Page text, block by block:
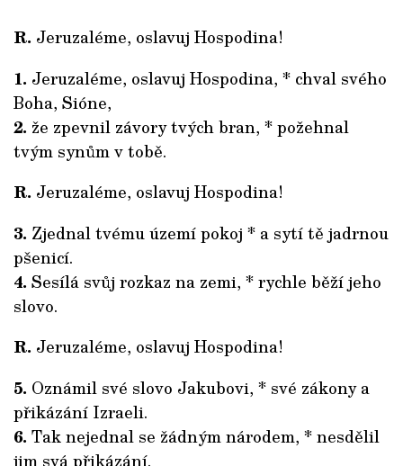
R. Jeruzaléme, oslavuj Hospodina!
1. Jeruzaléme, oslavuj Hospodina, * chval svého
Boha, Sióne,
2. že zpevnil závory tvých bran, * požehnal
tvým synům v tobě.
R. Jeruzaléme, oslavuj Hospodina!
3. Zjednal tvému území pokoj * a sytí tě jadrnou
pšenicí.
4. Sesílá svůj rozkaz na zemi, * rychle běží jeho
slovo.
R. Jeruzaléme, oslavuj Hospodina!
5. Oznámil své slovo Jakubovi, * své zákony a
přikázání Izraeli.
6. Tak nejednal se žádným národem, * nesdělil
jim svá přikázání.